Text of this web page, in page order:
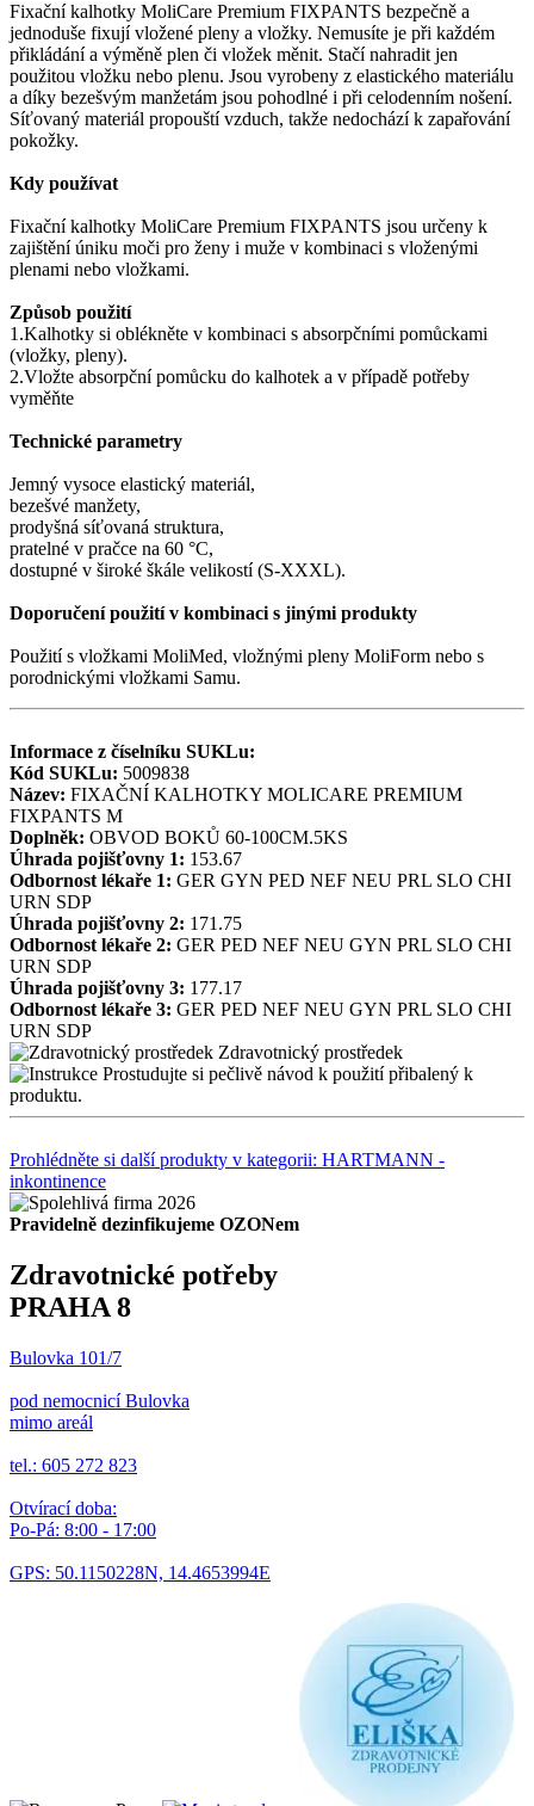
Fixační kalhotky MoliCare Premium FIXPANTS bezpečně a
jednoduše fixují vložené pleny a vložky. Nemusíte je při každém
přikládání a výměně plen či vložek měnit. Stačí nahradit jen
použitou vložku nebo plenu. Jsou vyrobeny z elastického materiálu
a díky bezešvým manžetám jsou pohodlné i při celodenním nošení.
Síťovaný materiál propouští vzduch, takže nedochází k zapařování
pokožky.
Kdy používat
Fixační kalhotky MoliCare Premium FIXPANTS jsou určeny k
zajištění úniku moči pro ženy i muže v kombinaci s vloženými
plenami nebo vložkami.
Způsob použití
1.Kalhotky si oblékněte v kombinaci s absorpčními pomůckami
(vložky, pleny).
2.Vložte absorpční pomůcku do kalhotek a v případě potřeby
vyměňte
Technické parametry
Jemný vysoce elastický materiál,
bezešvé manžety,
prodyšná síťovaná struktura,
pratelné v pračce na 60 °C,
dostupné v široké škále velikostí (S-XXXL).
Doporučení použití v kombinaci s jinými produkty
Použití s vložkami MoliMed, vložnými pleny MoliForm nebo s
porodnickými vložkami Samu.
Informace z číselníku SUKLu:
Kód SUKLu: 5009838
Název: FIXAČNÍ KALHOTKY MOLICARE PREMIUM
FIXPANTS M
Doplněk: OBVOD BOKŮ 60-100CM.5KS
Úhrada pojišťovny 1: 153.67
Odbornost lékaře 1: GER GYN PED NEF NEU PRL SLO CHI
URN SDP
Úhrada pojišťovny 2: 171.75
Odbornost lékaře 2: GER PED NEF NEU GYN PRL SLO CHI
URN SDP
Úhrada pojišťovny 3: 177.17
Odbornost lékaře 3: GER PED NEF NEU GYN PRL SLO CHI
URN SDP
Zdravotnický prostředek
Prostudujte si pečlivě návod k použití přibalený k
produktu.
Prohlédněte si další produkty v kategorii: HARTMANN -
inkontinence
Pravidelně dezinfikujeme OZONem
Zdravotnické potřeby
PRAHA 8
Bulovka 101/7
pod nemocnicí Bulovka
mimo areál
tel.: 605 272 823
Otvírací doba:
Po-Pá: 8:00 - 17:00
GPS: 50.1150228N, 14.4653994E